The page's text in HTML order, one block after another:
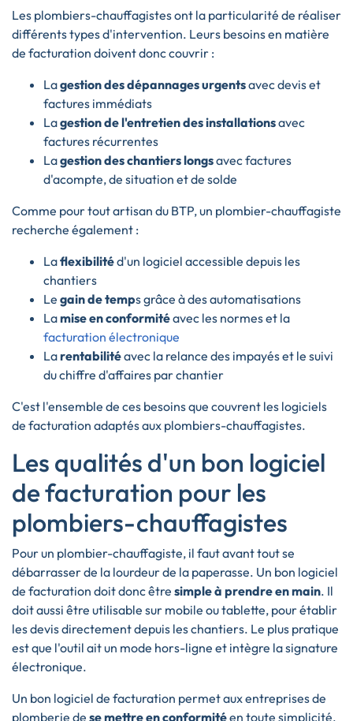
Les plombiers-chauffagistes ont la particularité de réaliser
différents types d'intervention. Leurs besoins en matière
de facturation doivent donc couvrir :
Lagestion des dépannages urgentsavec devis et
factures immédiats
Lagestion de l'entretien des installationsavec
factures récurrentes
Lagestion des chantiers longsavec factures
d'acompte, de situation et de solde
Comme pour tout artisan du BTP, un plombier-chauffagiste
recherche également :
Laflexibilitéd'un logiciel accessible depuis les
chantiers
Le gain de temps grâce à des automatisations
Lamise en conformitéavec les normes et la
facturation électronique
Larentabilitéavec la relance des impayés et le suivi
du chiffre d'affaires par chantier
C'est l'ensemble de ces besoins que couvrent les logiciels
de facturation adaptés aux plombiers-chauffagistes.
Les qualités d'un bon logiciel
de facturation pour les
plombiers-chauffagistes
Pour un plombier-chauffagiste, il faut avant tout se
débarrasser de la lourdeur de la paperasse. Un bon logiciel
de facturation doit donc être simple à prendre en main. Il
doit aussi être utilisable sur mobile ou tablette, pour établir
les devis directement depuis les chantiers. Le plus pratique
est que l'outil ait un mode hors-ligne et intègre la signature
électronique.
Un bon logiciel de facturation permet aux entreprises de
plomberie de se mettre en conformitéen toute simplicité.